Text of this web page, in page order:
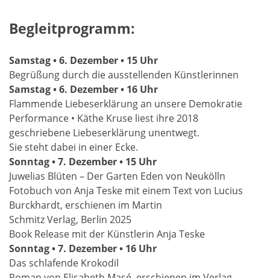
Begleitprogramm:
Samstag • 6. Dezember • 15 Uhr
Begrüßung durch die ausstellenden Künstlerinnen
Samstag • 6. Dezember • 16 Uhr
Flammende Liebeserklärung an unsere Demokratie
Performance • Käthe Kruse liest ihre 2018
geschriebene Liebeserklärung unentwegt.
Sie steht dabei in einer Ecke.
Sonntag • 7. Dezember • 15 Uhr
Juwelias Blüten – Der Garten Eden von Neukölln
Fotobuch von Anja Teske mit einem Text von Lucius
Burckhardt, erschienen im Martin
Schmitz Verlag, Berlin 2025
Book Release mit der Künstlerin Anja Teske
Sonntag • 7. Dezember • 16 Uhr
Das schlafende Krokodil